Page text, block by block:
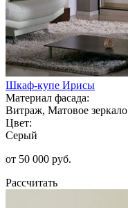
Шкаф-купе Ирисы
Материал фасада:
Витраж, Матовое зеркало
Цвет:
Серый
от 50 000 руб.
Рассчитать